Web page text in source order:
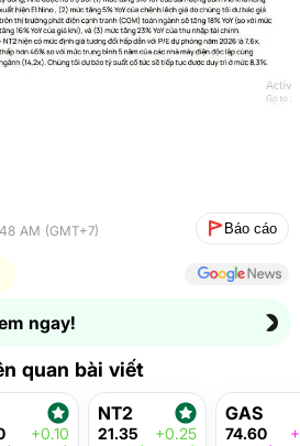
AM (GMT+7) Báo cáo
ngay!
quan bài viết
+0.10
NT2
21.35
+0.25
GAS
74.60